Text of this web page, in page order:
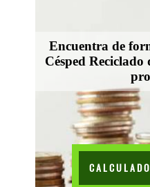
Encuentra de
Césped Reciclado